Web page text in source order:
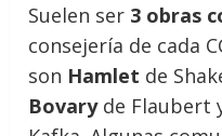
Suelen ser 3 obras
consejería de cada
son Hamlet de
Bovaryde Flaubert